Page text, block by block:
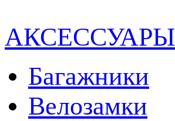
АКСЕССУАРЫ
Багажники
Велозамки